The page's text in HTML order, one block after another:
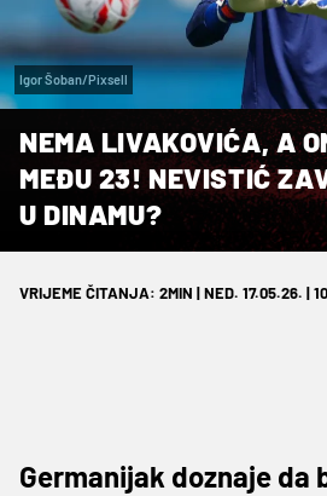
Igor Šoban/Pixsell
NEMA LIVAKOVIĆA, A
MEĐU 23! NEVISTIĆ
U DINAMU?
VRIJEME ČITANJA: 2MIN | NED. 17.05.26. |
Germanijak doznaje da